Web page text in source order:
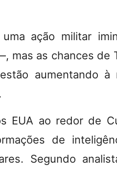
uma ação militar
mas as chances de
aumentando à
EUA ao redor de
de
Segundo